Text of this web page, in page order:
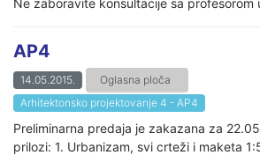
AP4
14.05.2015.
Oglasna ploča
Arhitektonsko projektovanje 4 - AP4
Preliminarna predaja je zakazana za
prilozi: 1. Urbanizam, svi crteži i maketa